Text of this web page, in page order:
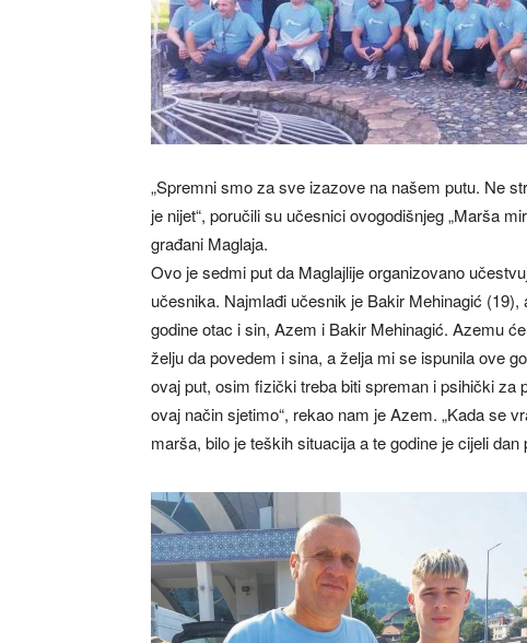
„Spremni smo za sve izazove na našem putu. Ne
je nijet“, poručili su učesnici ovogodišnjeg „Marša
građani Maglaja.
Ovo je sedmi put da Maglajlije organizovano
učesnika. Najmlađi učesnik je Bakir Mehinagić
godine otac i sin, Azem i Bakir Mehinagić. Azemu
želju da povedem i sina, a želja mi se ispunila ove
ovaj put, osim fizički treba biti spreman i psihički za
ovaj način sjetimo“, rekao nam je Azem. „Kada se
marša, bilo je teških situacija a te godine je cijeli dan